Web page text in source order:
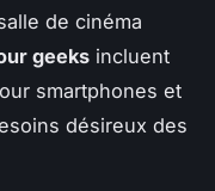
de cinéma
geeks incluent
smartphones et
désireux des